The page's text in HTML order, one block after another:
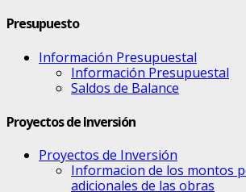
Presupuesto
Información Presupuestal
Información Presupuestal
Saldos de Balance
Proyectos de Inversión
Proyectos de Inversión
Informacion de los montos
adicionales de las obras